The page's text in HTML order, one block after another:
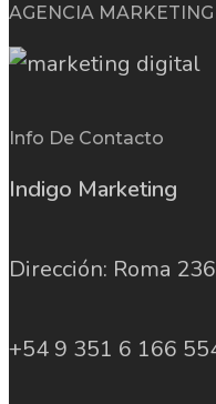
AGENCIA
Info De Contacto
Indigo Marketing
Dirección: Roma
+54 9 351 6 166